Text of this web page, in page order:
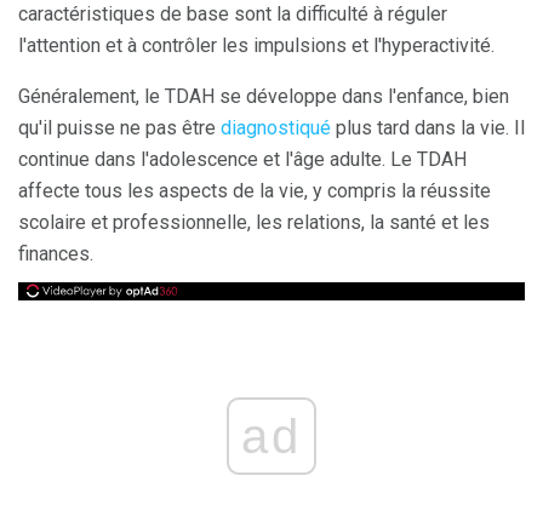
caractéristiques de base sont la difficulté à réguler
l'attention et à contrôler les impulsions et l'hyperactivité.
Généralement, le TDAH se développe dans l'enfance, bien
qu'il puisse ne pas être diagnostiqué plus tard dans la vie. Il
continue dans l'adolescence et l'âge adulte. Le TDAH
affecte tous les aspects de la vie, y compris la réussite
scolaire et professionnelle, les relations, la santé et les
finances.
ad